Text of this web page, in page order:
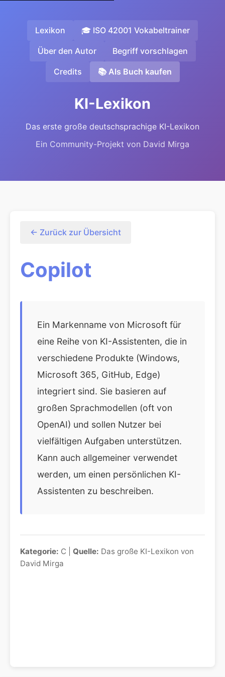
Lexikon 🎓 ISO 42001 Vokabeltrainer
Über den Autor Begriff vorschlagen
Credits 📚 Als Buch kaufen
KI-Lexikon
Das erste große deutschsprachige KI-Lexikon
Ein Community-Projekt von David Mirga
← Zurück zur Übersicht
Copilot
Ein Markenname von Microsoft für
eine Reihe von KI-Assistenten, die in
verschiedene Produkte (Windows,
Microsoft 365, GitHub, Edge)
integriert sind. Sie basieren auf
großen Sprachmodellen (oft von
OpenAI) und sollen Nutzer bei
vielfältigen Aufgaben unterstützen.
Kann auch allgemeiner verwendet
werden, um einen persönlichen KI-
Assistenten zu beschreiben.
Kategorie: C | Quelle: Das große KI-Lexikon von
David Mirga